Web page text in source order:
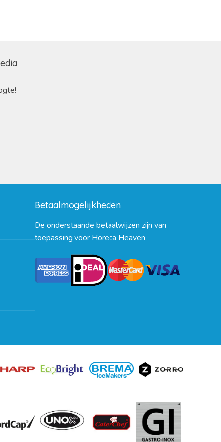
Betaalmogelijkheden
De onderstaande betaalwijzen zijn van
toepassing voor Horeca Heaven